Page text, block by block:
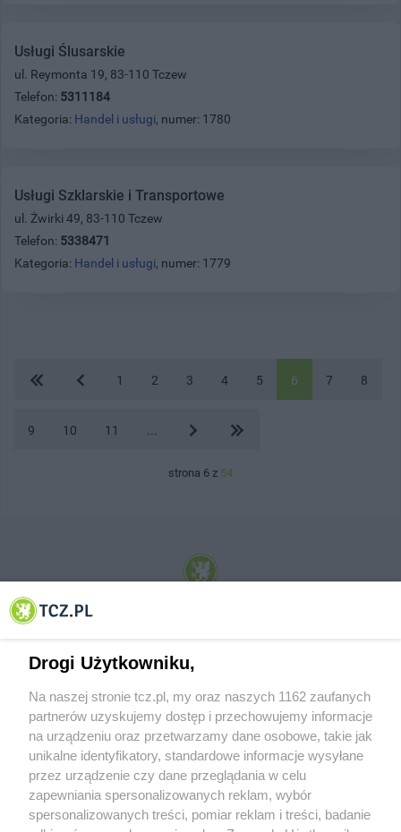
Usługi Ślusarskie
ul. Reymonta 19, 83-110 Tczew
Telefon: 5311184
Kategoria: Handel i usługi, numer: 1780
Usługi Szklarskie i Transportowe
ul. Żwirki 49, 83-110 Tczew
Telefon: 5338471
Kategoria: Handel i usługi, numer: 1779
1 2 3 4 5 6 7 8
9 10 11
strona 6 z 54
© 2001-2026 Tczew - TCZ.PL Sp. z o.o. Internetowy Serwis Informacyjny Miasta
O FIRMIE POLITYKA PRYWATNOŚCI HOSTING
Drogi Użytkowniku,
Na naszej stronie tcz.pl, my oraz naszych 1162 zaufanych
partnerów uzyskujemy dostęp i przechowujemy informacje
na urządzeniu oraz przetwarzamy dane osobowe, takie jak
unikalne identyfikatory, standardowe informacje wysyłane
przez urządzenie czy dane przeglądania w celu
zapewniania spersonalizowanych reklam, wybór
spersonalizowanych treści, pomiar reklam i treści, badanie